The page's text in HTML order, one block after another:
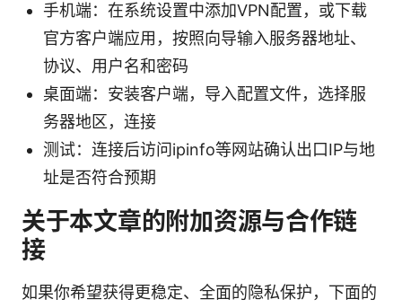
手机端：在系统设置中添加VPN配置，或下载
官方客户端应用，按照向导输入服务器地址、
协议、用户名和密码
桌面端：安装客户端，导入配置文件，选择服
务器地区，连接
测试：连接后访问ipinfo等网站确认出口IP与地
址是否符合预期
关于本文章的附加资源与合作链
接
如果你希望获得更稳定、全面的隐私保护，下面的